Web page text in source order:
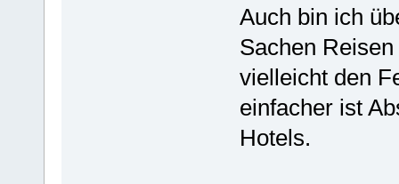
Auch bin ich
Sachen
vielleicht den
einfacher ist
Hotels.